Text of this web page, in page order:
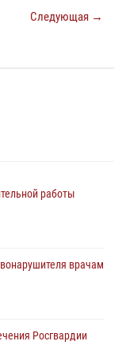
Следующая →
работы
врачам
Росгвардии